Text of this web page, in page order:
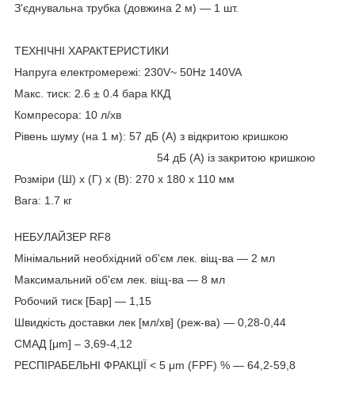
З'єднувальна трубка (довжина 2 м) — 1 шт.
ТЕХНІЧНІ ХАРАКТЕРИСТИКИ
Напруга електромережі: 230V~ 50Hz 140VA
Макс. тиск: 2.6 ± 0.4 бара ККД
Компресора: 10 л/хв
Рівень шуму (на 1 м): 57 дБ (A) з відкритою кришкою
54 дБ (A) із закритою кришкою
Розміри (Ш) x (Г) x (В): 270 x 180 x 110 мм
Вага: 1.7 кг
НЕБУЛАЙЗЕР RF8
Мінімальний необхідний об'єм лек. віщ-ва — 2 мл
Максимальний об'єм лек. віщ-ва — 8 мл
Робочий тиск [Бар] — 1,15
Швидкість доставки лек [мл/хв] (реж-ва) — 0,28-0,44
СМАД [μm] – 3,69-4,12
РЕСПІРАБЕЛЬНІ ФРАКЦІЇ < 5 μm (FPF) % — 64,2-59,8